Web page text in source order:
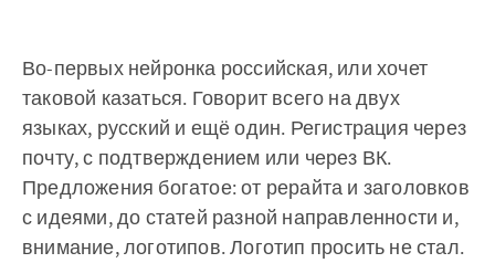
Во-первых нейронка российская, или хочет
таковой казаться. Говорит всего на двух
языках, русский и ещё один. Регистрация через
почту, с подтверждением или через ВК.
Предложения богатое: от рерайта и заголовков
с идеями, до статей разной направленности и,
внимание, логотипов. Логотип просить не стал.